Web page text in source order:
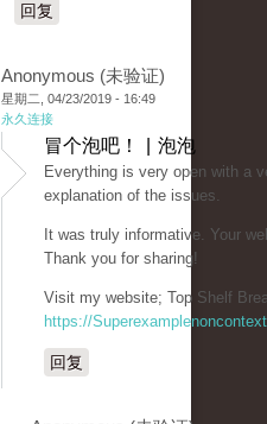
回复
Anonymous (未验证)
星期二, 04/23/2019 - 16:49
永久连接
冒个泡吧！ | 泡泡
Everything is very open with a
explanation of the issues.
It was truly informative. Your
Thank you for sharing!
Visit my website; Top Shelf
https://
回复